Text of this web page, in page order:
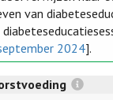
van
2024].